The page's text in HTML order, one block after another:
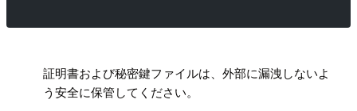
証明書および秘密鍵ファイルは、外部に漏洩しないよ
う安全に保管してください。